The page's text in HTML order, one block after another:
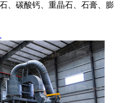
、碳酸钙、重晶石、石膏、膨